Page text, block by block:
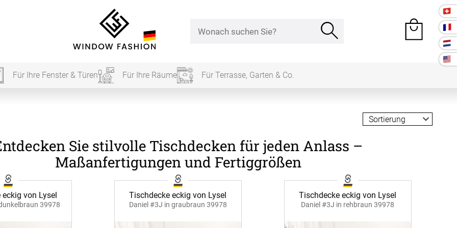
Kissen
Alle Kissen
Massanfertigung
Für Ihre Fenster & Türen Für Ihre Räume Für Terrasse, Garten & Co.
Sie stilvolle Tischdecken für jeden Anlass –
Maßanfertigungen und Fertiggrößen
von Lysel
39978
Tischdecke eckig von Lysel
Daniel #3J in graubraun 39978
Tischdecke eckig von Lysel
Daniel #3J in rehbraun 39978